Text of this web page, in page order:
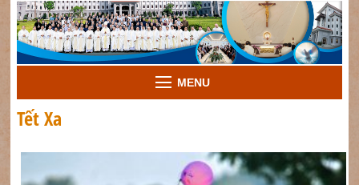
MENU
Tết Xa